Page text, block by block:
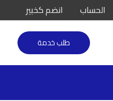
الحساب انضم كخبير
طلب خدمة